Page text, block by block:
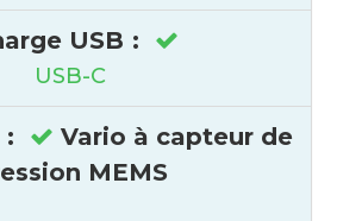
USB :
USB-C
:
Vario à capteur de
MEMS